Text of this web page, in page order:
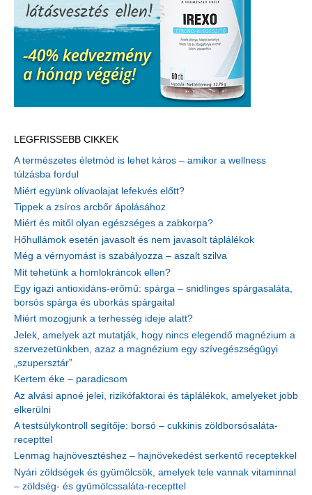
LEGFRISSEBB CIKKEK
A természetes életmód is lehet káros – amikor a wellness
túlzásba fordul
Miért együnk olívaolajat lefekvés előtt?
Tippek a zsíros arcbőr ápolásához
Miért és mitől olyan egészséges a zabkorpa?
Hőhullámok esetén javasolt és nem javasolt táplálékok
Még a vérnyomást is szabályozza – aszalt szilva
Mit tehetünk a homlokráncok ellen?
Egy igazi antioxidáns-erőmű: spárga – snidlinges spárgasaláta,
borsós spárga és uborkás spárgaital
Miért mozogjunk a terhesség ideje alatt?
Jelek, amelyek azt mutatják, hogy nincs elegendő magnézium a
szervezetünkben, azaz a magnézium egy szívegészségügyi
„szupersztár”
Kertem éke – paradicsom
Az alvási apnoé jelei, rizikófaktorai és táplálékok, amelyeket jobb
elkerülni
A testsúlykontroll segítője: borsó – cukkinis zöldborsósaláta-
recepttel
Lenmag hajnövesztéshez – hajnövekedést serkentő receptekkel
Nyári zöldségek és gyümölcsök, amelyek tele vannak vitaminnal
– zöldség- és gyümölcssaláta-recepttel